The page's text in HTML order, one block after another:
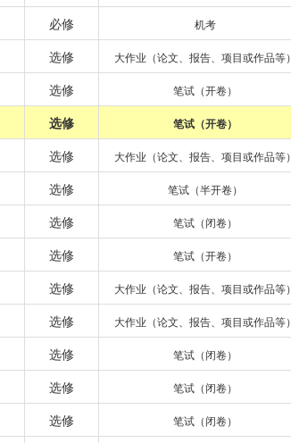
必修 机考
选修 大作业（论文、报告、项目或作品等）
选修 笔试（开卷）
选修 笔试（开卷）
选修 大作业（论文、报告、项目或作品等）
选修 笔试（半开卷）
选修 笔试（闭卷）
选修 笔试（开卷）
选修 大作业（论文、报告、项目或作品等）
选修 大作业（论文、报告、项目或作品等）
选修 笔试（闭卷）
选修 笔试（闭卷）
选修 笔试（闭卷）